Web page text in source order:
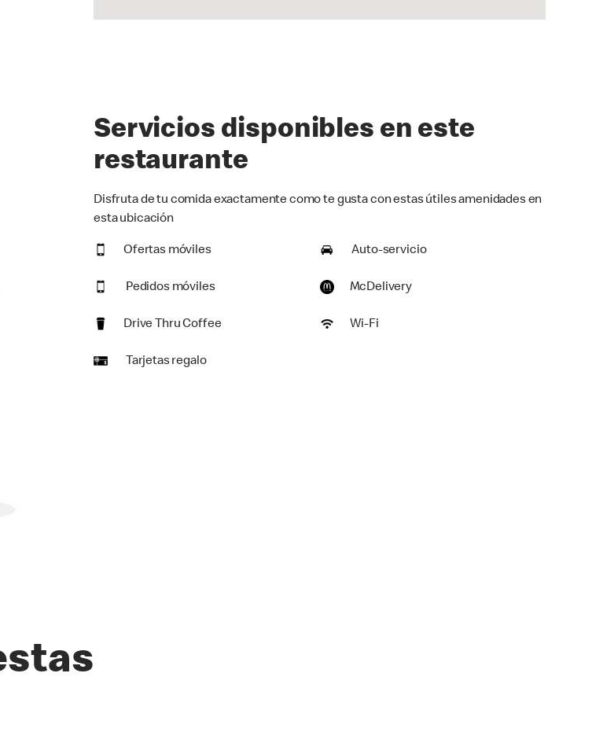
Servicios disponibles en este
restaurante
Disfruta de tu comida exactamente como te gusta con estas útiles amenidades en
esta ubicación
Ofertas móviles Auto-servicio
Pedidos móviles McDelivery
Drive Thru Coffee Wi-Fi
Tarjetas regalo